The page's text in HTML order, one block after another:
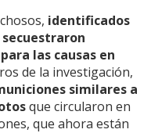
identificados
secuestraron
las causas en
de la investigación,
similares a
que circularon en
que ahora están